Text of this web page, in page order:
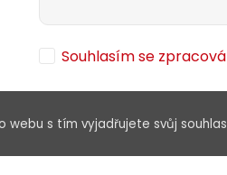
Souhlasím se
webu s tím vyjadřujete svůj